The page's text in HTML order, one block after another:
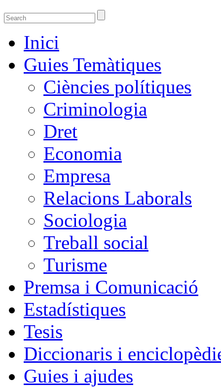
Guies temàtiques de la Biblioteca de
Guies temàtiques de Ciencies Socials, Jurídiques i econòmiques
Inici
Guies Temàtiques
Ciències polítiques
Criminologia
Dret
Economia
Empresa
Relacions Laborals
Sociologia
Treball social
Turisme
Premsa i Comunicació
Estadístiques
Tesis
Diccionaris i
Guies i ajudes